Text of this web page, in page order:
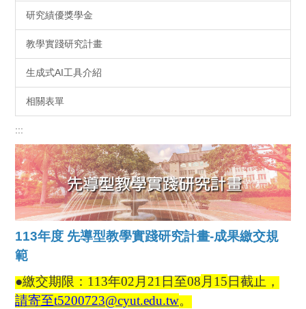
研究績優獎學金
教學實踐研究計畫
生成式AI工具介紹
相關表單
:::
113年度 先導型教學實踐研究計畫-成果繳交規
範
●繳交期限： 113年02月 21 日至08月 15 日截止，
請寄至t5200723@cyut.edu.tw。